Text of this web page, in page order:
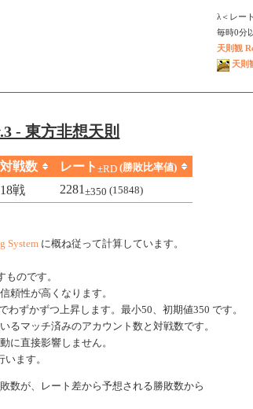
λ＜レー
毎時0分
天則観
天則
- 東方非想天則
戦数 レート±RD (勝敗比率値)
戦 2281±350 (15848)
System に概ね従って計算しています。
のです。
頼性が高くなります。
わずかずつ上昇します。最小50、初期値350 です。
るマッチ済みのアカウント数と対戦数です。
に直接影響しません。
ます。
数が、レート差から予想される勝敗数から